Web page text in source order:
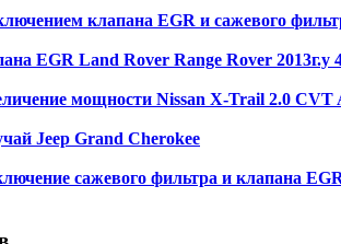
клапана EGR и сажевого
EGR Land Rover Range Rover 2013г.y
мощности Nissan X-Trail 2.0 CVT
Jeep Grand Cherokee
сажевого фильтра и клапана